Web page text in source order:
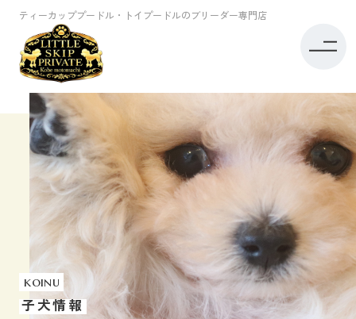
ティーカッププードル・トイプードルのブリーダー専門店
koinu
子犬情報